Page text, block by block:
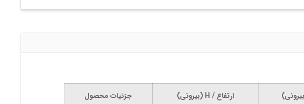
ارتفاع / H (بیرونی) جزئیات محصول